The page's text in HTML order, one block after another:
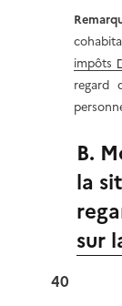
impôts
regard
B.
la
sur
40